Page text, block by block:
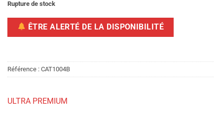
Rupture de stock
ÊTRE ALERTÉ DE LA DISPONIBILITÉ
Référence : CAT1004B
ULTRA PREMIUM